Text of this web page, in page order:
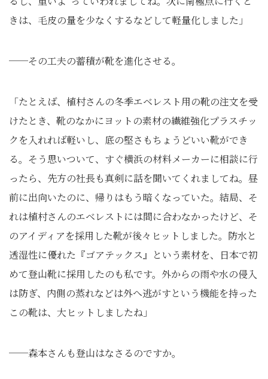
きは、毛皮の量を少なくするなどして軽量化しました」
──その工夫の蓄積が靴を進化させる。
「たとえば、植村さんの冬季エベレスト用の靴の注文を受
けたとき、靴のなかにヨットの素材の繊維強化プラスチッ
クを入れれば軽いし、底の堅さもちょうどいい靴ができ
る。そう思いついて、すぐ横浜の材料メーカーに相談に行
ったら、先方の社長も真剣に話を聞いてくれましてね。昼
前に出向いたのに、帰りはもう暗くなっていた。結局、そ
れは植村さんのエベレストには間に合わなかったけど、そ
のアイディアを採用した靴が後々ヒットしました。防水と
透湿性に優れた『ゴアテックス』という素材を、日本で初
めて登山靴に採用したのも私です。外からの雨や水の侵入
は防ぎ、内側の蒸れなどは外へ逃がすという機能を持った
この靴は、大ヒットしましたね」
──森本さんも登山はなさるのですか。